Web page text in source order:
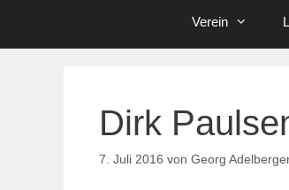
Verein
Dirk
7. Juli 2016 von Georg